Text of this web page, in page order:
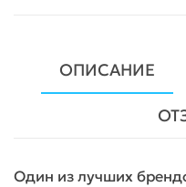
ОПИСАНИЕ
Один из лучших